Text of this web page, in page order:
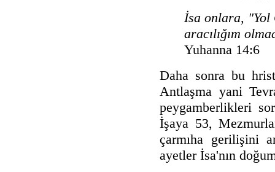
İsa onlara, "Yol
aracılığım
Yuhanna 14:6
Daha sonra bu
Antlaşma yani
peygamberlikleri
İşaya 53,
çarmıha gerilişini
ayetler İsa'nın